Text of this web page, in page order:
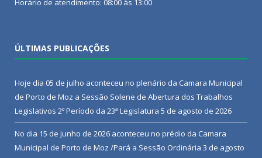
Horário de atendimento: 08:00 às 13:00
ÚLTIMAS PUBLICAÇÕES
Hoje dia 05 de julho aconteceu no plenário da Camara Municipal
de Porto de Moz a Sessão Solene de Abertura dos Trabalhos
Legislativos 2º Período da 23ª Legislatura 5 de agosto de 2026
No dia 15 de junho de 2026 aconteceu no prédio da Camara
Municipal de Porto de Moz /Pará a Sessão Ordinária 3 de agosto